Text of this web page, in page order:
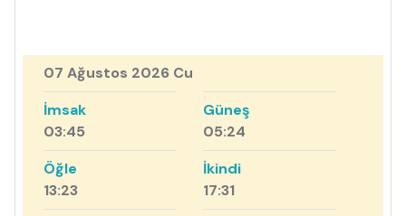
07 Ağustos 2026 Cu
İmsak
03:45
Güneş
05:24
Öğle
13:23
İkindi
17:31